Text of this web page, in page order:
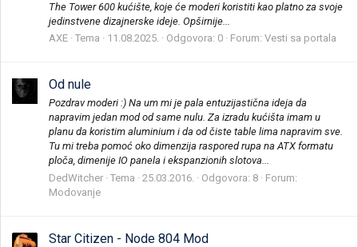
The Tower 600 kućište, koje će moderi koristiti kao platno za svoje
jedinstvene dizajnerske ideje. Opširnije...
AXE Tema 11.08.2025. Odgovora: 0 Forum: Vesti sa portala
Od nule
Pozdrav moderi :) Na um mi je pala entuzijastična ideja da
napravim jedan mod od same nulu. Za izradu kućišta imam u
planu da koristim aluminium i da od čiste table lima napravim sve.
Tu mi treba pomoć oko dimenzija raspored rupa na ATX formatu
ploča, dimenije IO panela i ekspanzionih slotova...
DedWitcher Tema 25.03.2016. Odgovora: 8
Forum:
Modovanje
Star Citizen - Node 804 Mod